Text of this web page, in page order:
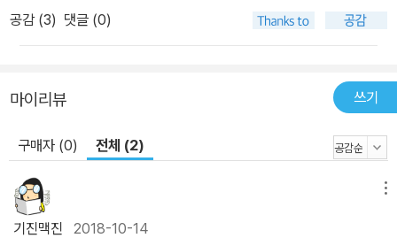
부는 필사의 노력을 기울인다. 엎친 데 덮친 격으로 파리들에게 늘 자
존재가 나타났다! 신보다 더 높은 존재를 만난 파리들 앞에 어떤 일들
이 펼쳐지게 될까? 책장을 덮으며 행복한 파리 부부와 파리 식구들의
은 존재를 생명으로 생각할 수 있게 된다면, 개나 고양이 같은 동물들
과 나보다 작고 약한 친구들을 배려할 수 있는 마음이 커지게 된다
면…… 모든 생명이 함께 살아가는 이 세상이 조금 더 안전하고 아름
다운 세계가 되지 않을까 기대하게 된다.
공감 (3) 댓글 (0)
마이리뷰 쓰기
구매자 (0) 전체 (2)
기진맥진 2018-10-14